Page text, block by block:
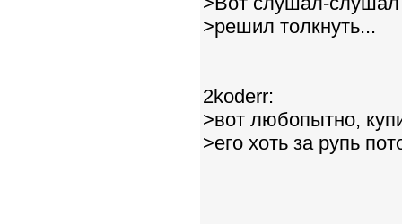
>решил толкнуть...
2koderr:
>вот любопытно,
>его хоть за рупь